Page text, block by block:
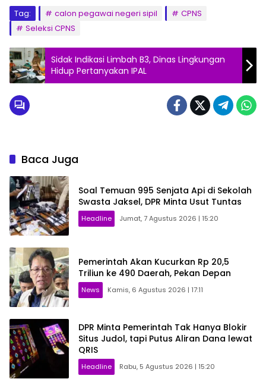
Tag: calon pegawai negeri sipil
CPNS
Seleksi CPNS
Sidak Indikasi Limbah B3, Dinas Lingkungan
Hidup Pertanyakan IPAL
Baca Juga
Soal Temuan 995 Senjata Api di Sekolah
Swasta Jaksel, DPR Minta Usut Tuntas
Headline Jumat, 7 Agustus 2026 | 15:20
Pemerintah Akan Kucurkan Rp 20,5
Triliun ke 490 Daerah, Pekan Depan
News Kamis, 6 Agustus 2026 | 17:11
DPR Minta Pemerintah Tak Hanya Blokir
Situs Judol, tapi Putus Aliran Dana lewat
QRIS
Headline Rabu, 5 Agustus 2026 | 15:20